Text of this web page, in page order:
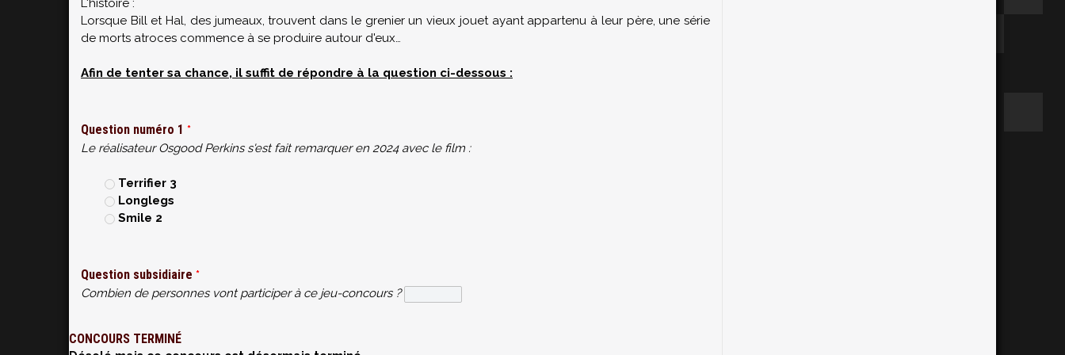
L'histoire :
Lorsque Bill et Hal, des jumeaux, trouvent dans le grenier un vieux jouet ayant appartenu à leur père, une série
de morts atroces commence à se produire autour d'eux…
Afin de tenter sa chance, il suffit de répondre à la question ci-dessous :
Question numéro 1 *
Le réalisateur Osgood Perkins s'est fait remarquer en 2024 avec le film :
Terrifier 3
Longlegs
Smile 2
Question subsidiaire *
Combien de personnes vont participer à ce jeu-concours ?
CONCOURS TERMINÉ